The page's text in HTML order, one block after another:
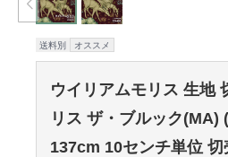
送料別 オススメ
ウイリアムモリス 生地
リス ザ・ブルック(MA)
137cm 10センチ単位